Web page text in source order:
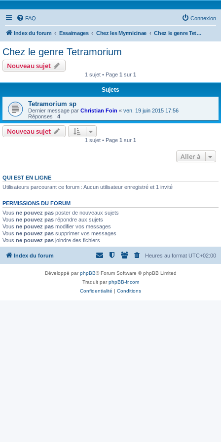
FAQ Connexion
Index du forum Essaimages Chez les Myrmicinae Chez le genre Tetramorium
Chez le genre Tetramorium
Nouveau sujet
1 sujet • Page 1 sur 1
Sujets
Tetramorium sp
Dernier message par Christian Foin « ven. 19 juin 2015 17:56
Réponses : 4
Nouveau sujet
1 sujet • Page 1 sur 1
Aller à
QUI EST EN LIGNE
Utilisateurs parcourant ce forum : Aucun utilisateur enregistré et 1 invité
PERMISSIONS DU FORUM
Vous ne pouvez pas poster de nouveaux sujets
Vous ne pouvez pas répondre aux sujets
Vous ne pouvez pas modifier vos messages
Vous ne pouvez pas supprimer vos messages
Vous ne pouvez pas joindre des fichiers
Index du forum Heures au format UTC+02:00
Développé parphpBB® Forum Software © phpBB Limited
Traduit parphpBB-fr.com
Confidentialité | Conditions